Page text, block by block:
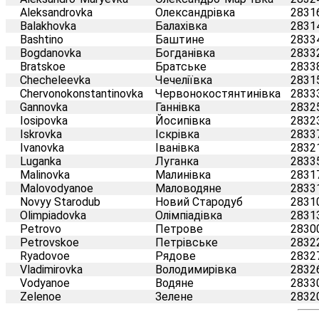
Aleksandrovka
Олександрівка
Balakhovka
Балахівка
Bashtino
Баштине
Bogdanovka
Богданівка
Bratskoe
Братське
Checheleevka
Чечеліївка
Chervonokonstantinovka
Червонокостянтинівка
Gannovka
Ганнівка
Iosipovka
Йосипівка
Iskrovka
Іскрівка
Ivanovka
Іванівка
Luganka
Луганка
Malinovka
Малинівка
Malovodyanoe
Маловодяне
Novyy Starodub
Новий Стародуб
Olimpiadovka
Олімпіадівка
Petrovo
Петрове
Petrovskoe
Петрівське
Ryadovoe
Рядове
Vladimirovka
Володимирівка
Vodyanoe
Водяне
Zelenoe
Зелене